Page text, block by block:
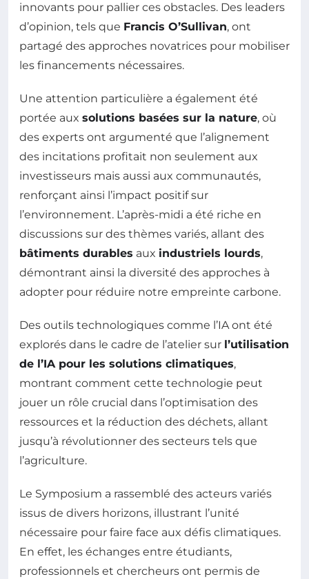
innovants pour pallier ces obstacles. Des leaders
d’opinion, tels que Francis O’Sullivan, ont
partagé des approches novatrices pour mobiliser
les financements nécessaires.
Une attention particulière a également été
portée aux solutions basées sur la nature, où
des experts ont argumenté que l’alignement
des incitations profitait non seulement aux
investisseurs mais aussi aux communautés,
renforçant ainsi l’impact positif sur
l’environnement. L’après-midi a été riche en
discussions sur des thèmes variés, allant des
bâtiments durables aux industriels lourds,
démontrant ainsi la diversité des approches à
adopter pour réduire notre empreinte carbone.
Des outils technologiques comme l’IA ont été
explorés dans le cadre de l’atelier sur l’utilisation
de l’IA pour les solutions climatiques,
montrant comment cette technologie peut
jouer un rôle crucial dans l’optimisation des
ressources et la réduction des déchets, allant
jusqu’à révolutionner des secteurs tels que
l’agriculture.
Le Symposium a rassemblé des acteurs variés
issus de divers horizons, illustrant l’unité
nécessaire pour faire face aux défis climatiques.
En effet, les échanges entre étudiants,
professionnels et chercheurs ont permis de